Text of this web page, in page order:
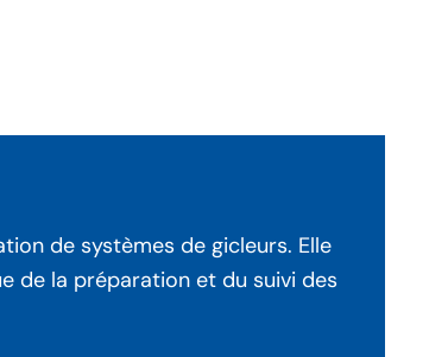
de systèmes de gicleurs. Elle
de la préparation et du suivi des